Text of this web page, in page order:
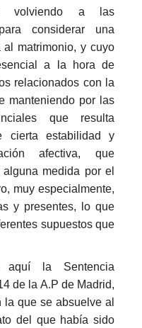
volviendo a las
considerar una
al matrimonio, y cuyo
a la hora de
relacionados con la
manteniendo por las
que resulta
cierta estabilidad y
afectiva, que
medida por el
muy especialmente,
y presentes, lo que
supuestos que
aquí la Sentencia
de la A.P de Madrid,
que se absuelve al
del que había sido